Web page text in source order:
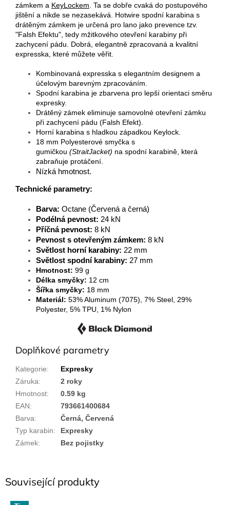
Související produkty
zámkem a KeyLockem . Ta se dobře cvaká do postupového
jištění a nikde se nezasekává. Hotwire spodní karabina s
drátěným zámkem je určená pro lano jako prevence tzv.
"Falsh Efektu", tedy mžitkového otevření karabiny při
zachycení pádu. Dobrá, elegantně zpracovaná a kvalitní
expresska, které můžete věřit.
Kombinovaná expresska s elegantním designem a
účelovým barevným zpracováním.
Spodní karabina je zbarvena pro lepší orientaci směru
expresky.
Drátěný zámek eliminuje samovolné otevření zámku
při zachycení pádu (Falsh Efekt).
Horní karabina s hladkou západkou Keylock.
18 mm Polyesterové smyčka s
gumičkou (StraitJacket) na spodní karabině, která
zabraňuje protáčení.
Nízká hmotnost.
Technické parametry:
Barva: Octane (Červená a černá)
Podélná pevnost: 24 kN
Příčná pevnost: 8 kN
Pevnost s otevřeným zámkem: 8 kN
Světlost horní karabiny: 22 mm
Světlost spodní karabiny: 27 mm
Hmotnost: 99 g
Délka smyčky: 12 cm
Šířka smyčky: 18 mm
Materiál: 53% Aluminum (7075), 7% Steel, 29%
Polyester, 5% TPU, 1% Nylon
Doplňkové parametry
Kategorie:
Expresky
Záruka:
2 roky
Hmotnost:
0.59 kg
EAN:
793661400684
Barva:
Černá, Červená
Typ karabin:
Expresky
Zámek: Bez pojistky